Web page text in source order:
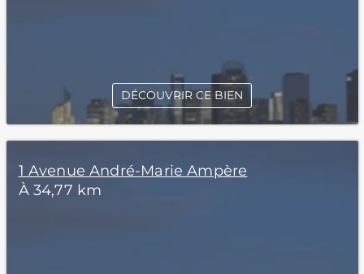
DÉCOUVRIR CE BIEN
1 Avenue André-Marie Ampère
À 34,77 km